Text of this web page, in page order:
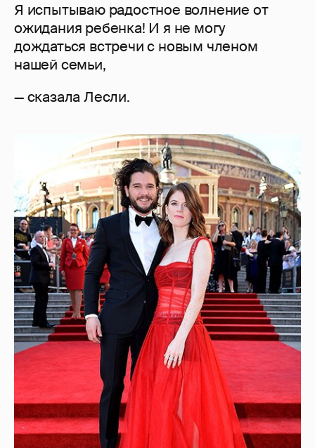
Я испытываю радостное волнение от
ожидания ребенка! И я не могу
дождаться встречи с новым членом
нашей семьи,
— сказала Лесли.